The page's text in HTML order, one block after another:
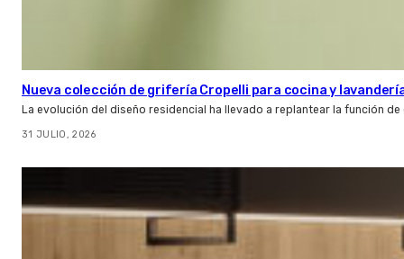
Nueva colección de grifería Cropelli para cocina y
La evolución del diseño residencial ha llevado a replantear la función
31 JULIO, 2026